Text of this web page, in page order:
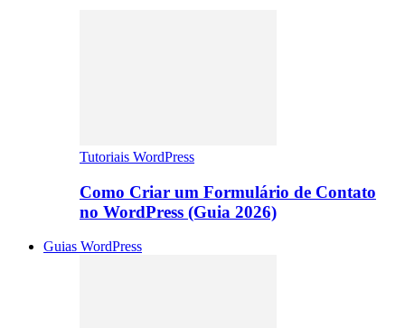
Tutoriais WordPress
Como Criar um Formulário de Contato
no WordPress (Guia 2026)
Guias WordPress